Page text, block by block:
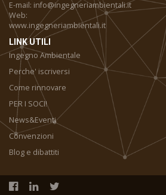
E-mail: info@ingegneriambientali.it
Web:
www.ingegneriambientali.it
LINK UTILI
Ingegno Ambientale
Perche' iscriversi
Come rinnovare
PER I SOCI!
News&Eventi
Convenzioni
Blog e dibattiti